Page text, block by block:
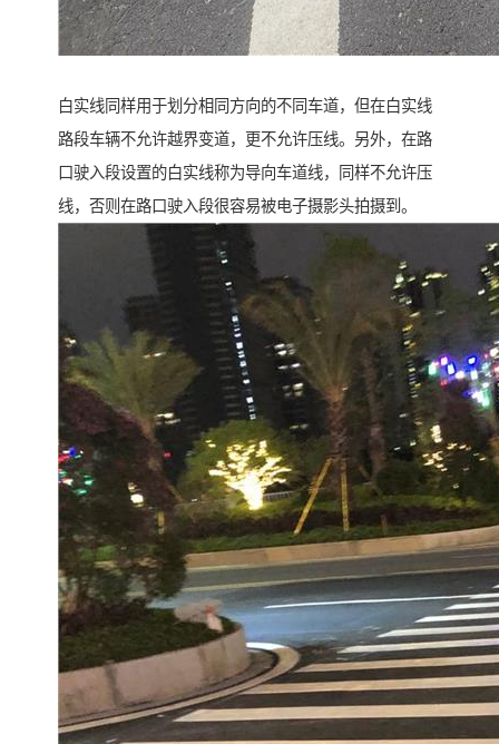
白实线同样用于划分相同方向的不同车道，但在白实线
路段车辆不允许越界变道，更不允许压线。另外，在路
口驶入段设置的白实线称为导向车道线，同样不允许压
线，否则在路口驶入段很容易被电子摄影头拍摄到。